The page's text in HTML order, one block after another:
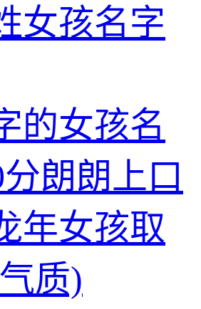
女孩名字
的女孩名
朗朗上口
年女孩取
质)